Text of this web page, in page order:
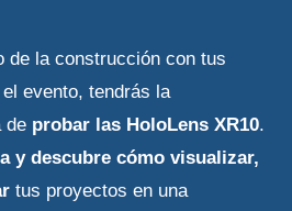
de la construcción con tus
evento, tendrás la
de probar las HoloLens XR10.
y descubre cómo visualizar,
tus proyectos en una